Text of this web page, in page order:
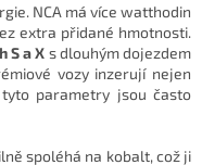
NCA má více watthodin
extra přidané hmotnosti.
S a X s dlouhým dojezdem
vozy inzerují nejen
parametry jsou často
spoléhá na kobalt, což ji